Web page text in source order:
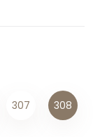
307 308